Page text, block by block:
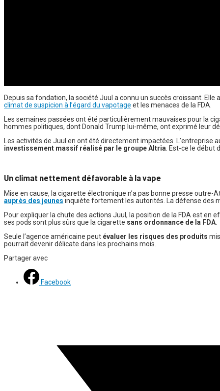
Depuis sa fondation, la société Juul a connu un succès croissant.
climat de suspicion à l’égard du vapotage et les menaces de la FDA.
Les semaines passées ont été particulièrement mauvaises pour la
hommes politiques, dont Donald Trump lui-même, ont exprimé leur
Les activités de Juul en ont été directement impactées. L’entreprise
investissement massif réalisé par le groupe Altria . Est-ce le début
Un climat nettement défavorable à la vape
Mise en cause, la cigarette électronique n’a pas bonne presse
auprès des jeunes inquiète fortement les autorités. La défense des
Pour expliquer la chute des actions Juul, la position de la FDA est en
ses pods sont plus sûrs que la cigarette sans ordonnance de la FDA
Seule l’agence américaine peut évaluer les risques des produits
pourrait devenir délicate dans les prochains mois.
Partager avec
Facebook